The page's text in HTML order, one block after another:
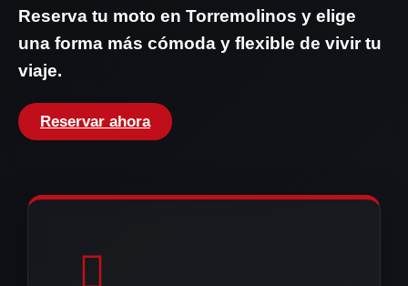
Reserva tu moto en Torremolinos y elige
una forma más cómoda y flexible de vivir tu
viaje.
Reservar ahora